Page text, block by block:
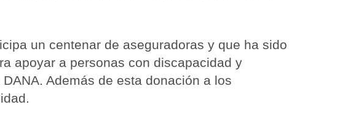
un centenar de aseguradoras y que ha sido
apoyar a personas con discapacidad y
Además de esta donación a los